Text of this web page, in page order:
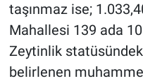
taşınmaz ise;
Mahallesi 139 ada
Zeytinlik
belirlenen